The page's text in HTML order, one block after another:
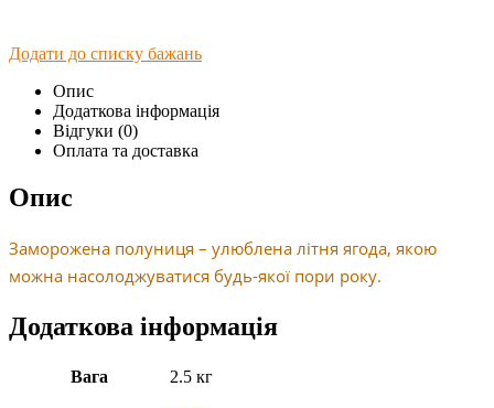
Додати до списку бажань
Опис
Додаткова інформація
Відгуки (0)
Оплата та доставка
Опис
Заморожена полуниця – улюблена літня ягода, якою
можна насолоджуватися будь-якої пори року.
Додаткова інформація
Вага 2.5 кг